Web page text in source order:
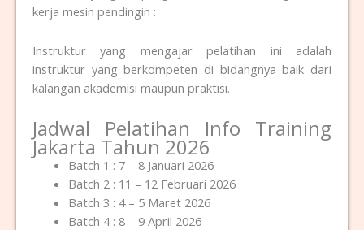
kerja mesin pendingin :
Instruktur yang mengajar pelatihan ini adalah
instruktur yang berkompeten di bidangnya baik dari
kalangan akademisi maupun praktisi.
Jadwal Pelatihan Info Training
Jakarta Tahun 2026
Batch 1 : 7 – 8 Januari 2026
Batch 2 : 11 – 12 Februari 2026
Batch 3 : 4 – 5 Maret 2026
Batch 4 : 8 – 9 April 2026